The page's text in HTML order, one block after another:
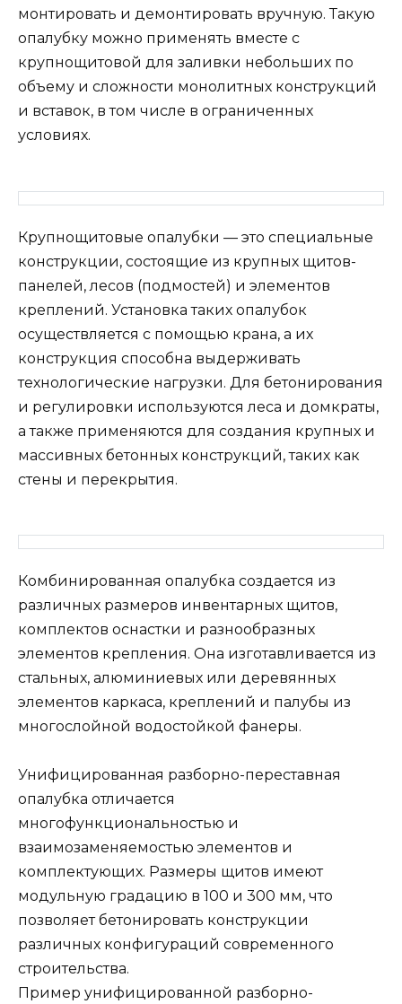
монтировать и демонтировать вручную. Такую
опалубку можно применять вместе с
крупнощитовой для заливки небольших по
объему и сложности монолитных конструкций
и вставок, в том числе в ограниченных
условиях.
Крупнощитовые опалубки — это специальные
конструкции, состоящие из крупных щитов-
панелей, лесов (подмостей) и элементов
креплений. Установка таких опалубок
осуществляется с помощью крана, а их
конструкция способна выдерживать
технологические нагрузки. Для бетонирования
и регулировки используются леса и домкраты,
а также применяются для создания крупных и
массивных бетонных конструкций, таких как
стены и перекрытия.
Комбинированная опалубка создается из
различных размеров инвентарных щитов,
комплектов оснастки и разнообразных
элементов крепления. Она изготавливается из
стальных, алюминиевых или деревянных
элементов каркаса, креплений и палубы из
многослойной водостойкой фанеры.
Унифицированная разборно-переставная
опалубка отличается
многофункциональностью и
взаимозаменяемостью элементов и
комплектующих. Размеры щитов имеют
модульную градацию в 100 и 300 мм, что
позволяет бетонировать конструкции
различных конфигураций современного
строительства.
Пример унифицированной разборно-